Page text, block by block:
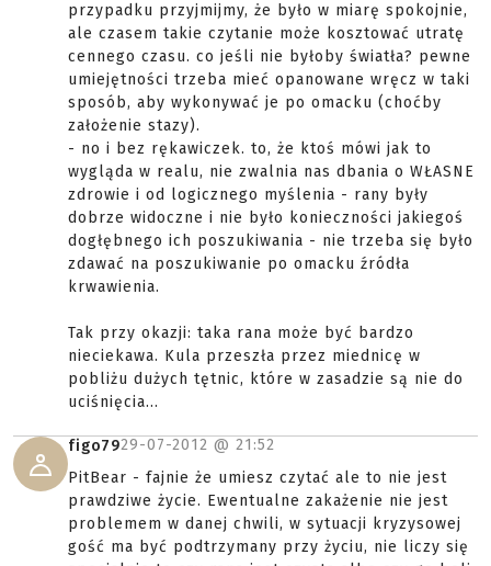
przypadku przyjmijmy, że było w miarę spokojnie,
ale czasem takie czytanie może kosztować utratę
cennego czasu. co jeśli nie byłoby światła? pewne
umiejętności trzeba mieć opanowane wręcz w taki
sposób, aby wykonywać je po omacku (choćby
założenie stazy).
- no i bez rękawiczek. to, że ktoś mówi jak to
wygląda w realu, nie zwalnia nas dbania o WŁASNE
zdrowie i od logicznego myślenia - rany były
dobrze widoczne i nie było konieczności jakiegoś
dogłębnego ich poszukiwania - nie trzeba się było
zdawać na poszukiwanie po omacku źródła
krwawienia.
Tak przy okazji: taka rana może być bardzo
nieciekawa. Kula przeszła przez miednicę w
pobliżu dużych tętnic, które w zasadzie są nie do
uciśnięcia...
figo7929-07-2012 @ 21:52
PitBear - fajnie że umiesz czytać ale to nie jest
prawdziwe życie. Ewentualne zakażenie nie jest
problemem w danej chwili, w sytuacji kryzysowej
gość ma być podtrzymany przy życiu, nie liczy się